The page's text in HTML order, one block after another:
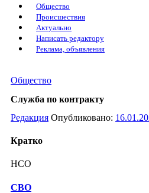
Общество
Происшествия
Актуально
Написать редактору
Реклама, объявления
Общество
Служба по контракту
Редакция Опубликовано:
Кратко
НСО
СВО